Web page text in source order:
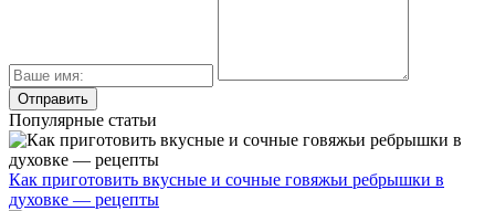
Популярные статьи
Как приготовить вкусные и сочные говяжьи ребрышки в
духовке — рецепты